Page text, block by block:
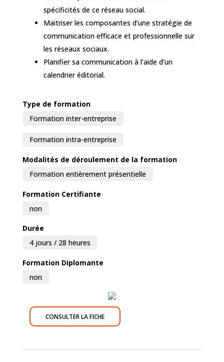
spécificités de ce réseau social.
Maitriser les composantes d’une stratégie de
communication efficace et professionnelle sur
les réseaux sociaux.
Planifier sa communication à l’aide d’un
calendrier éditorial.
Type de formation
Formation inter-entreprise
Formation intra-entreprise
Modalités de déroulement de la formation
Formation entièrement présentielle
Formation Certifiante
non
Durée
4 jours / 28 heures
Formation Diplomante
non
CONSULTER LA FICHE